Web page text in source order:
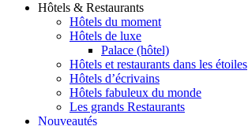
Hôtels & Restaurants
Hôtels du moment
Hôtels de luxe
Palace (hôtel)
Hôtels et restaurants dans les étoiles
Hôtels d’écrivains
Hôtels fabuleux du monde
Les grands Restaurants
Nouveautés